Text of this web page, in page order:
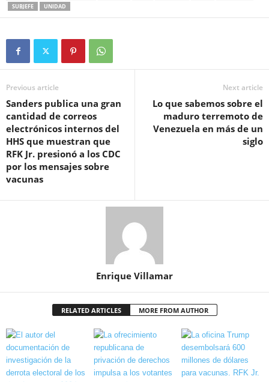
SUBJEFE
UNIDAD
Previous article
Sanders publica una gran
cantidad de correos
electrónicos internos del
HHS que muestran que
RFK Jr. presionó a los CDC
por los mensajes sobre
vacunas
Next article
Lo que sabemos sobre el
maduro terremoto de
Venezuela en más de un
siglo
Enrique Villamar
RELATED ARTICLES MORE FROM AUTHOR